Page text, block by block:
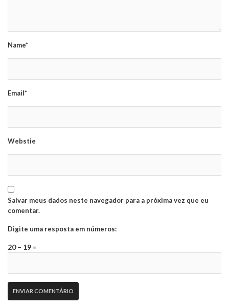
Name*
Email*
Webstie
Salvar meus dados neste navegador para a próxima vez que eu
comentar.
Digite uma resposta em números:
20 − 19 =